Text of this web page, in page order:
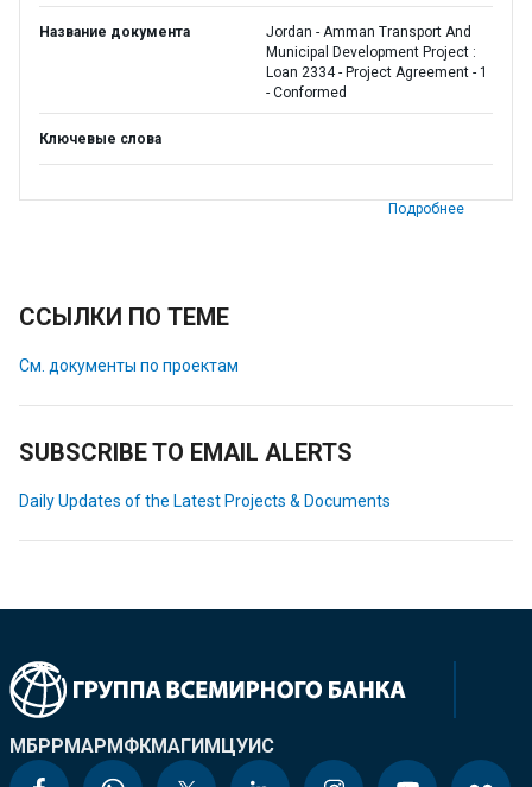
Название документа
Jordan - Amman Transport And
Municipal Development Project :
Loan 2334 - Project Agreement - 1
- Conformed
Ключевые слова
Подробнее
ССЫЛКИ ПО ТЕМЕ
См. документы по проектам
SUBSCRIBE TO EMAIL ALERTS
Daily Updates of the Latest Projects & Documents
МБРРМАРМФКМАГИМЦУИС